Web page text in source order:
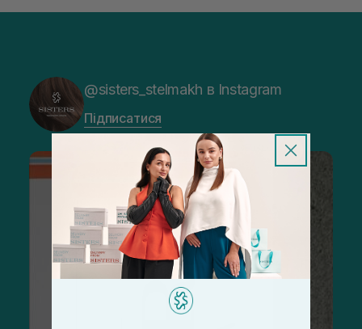
@sisters_stelmakh в Instagram
Підписатися